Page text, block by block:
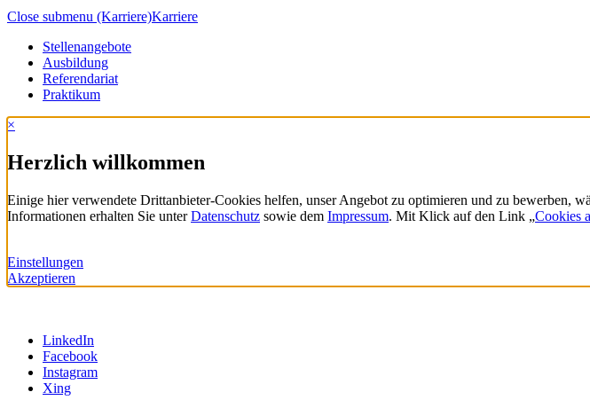
Close submenu (Karriere)Karriere
Stellenangebote
Ausbildung
Referendariat
Praktikum
×
Herzlich willkommen
Einige hier verwendete Drittanbieter-Cookies helfen, unser Angebot zu optimieren und zu bewerben,
Informationen erhalten Sie unterDatenschutz sowie dem Impressum. Mit Klick auf den Link „Cookies
Einstellungen
Akzeptieren
LinkedIn
Facebook
Instagram
Xing